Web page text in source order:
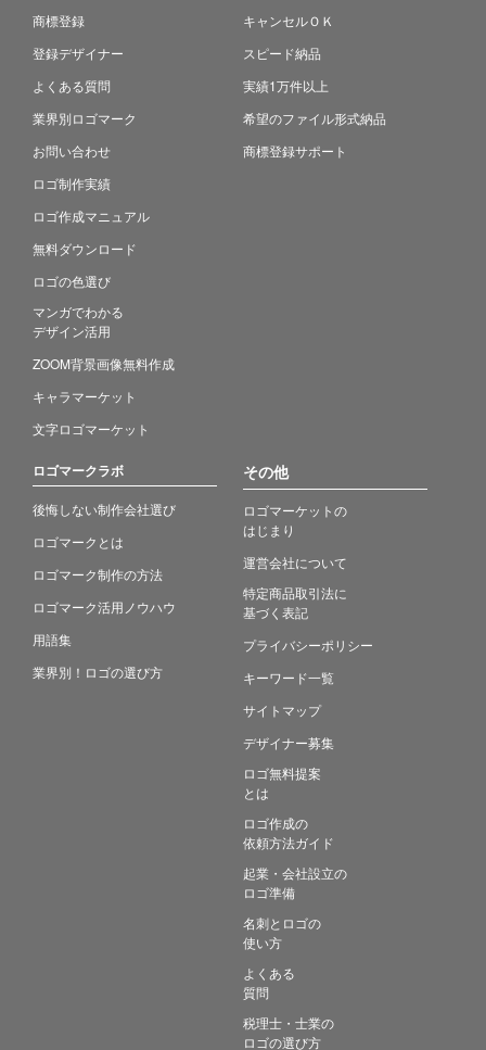
商標登録
登録デザイナー
よくある質問
業界別ロゴマーク
お問い合わせ
ロゴ制作実績
ロゴ作成マニュアル
無料ダウンロード
ロゴの色選び
マンガでわかる
デザイン活用
ZOOM背景画像無料作成
キャラマーケット
文字ロゴマーケット
キャンセルＯＫ
スピード納品
実績1万件以上
希望のファイル形式納品
商標登録サポート
ロゴマークラボ
後悔しない制作会社選び
ロゴマークとは
ロゴマーク制作の方法
ロゴマーク活用ノウハウ
用語集
業界別！ロゴの選び方
その他
ロゴマーケットの
はじまり
運営会社について
特定商品取引法に
基づく表記
プライバシーポリシー
キーワード一覧
サイトマップ
デザイナー募集
ロゴ無料提案
とは
ロゴ作成の
依頼方法ガイド
起業・会社設立の
ロゴ準備
名刺とロゴの
使い方
よくある
質問
税理士・士業の
ロゴの選び方